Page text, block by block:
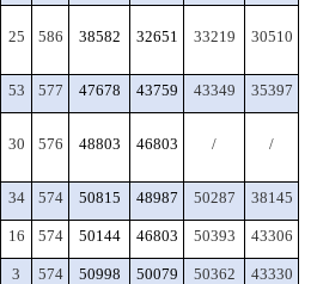
25 586 38582 32651 33219 30510
53 577 47678 43759 43349 35397
30 576 48803 46803 / /
34 574 50815 48987 50287 38145
16 574 50144 46803 50393 43306
3 574 50998 50079 50362 43330